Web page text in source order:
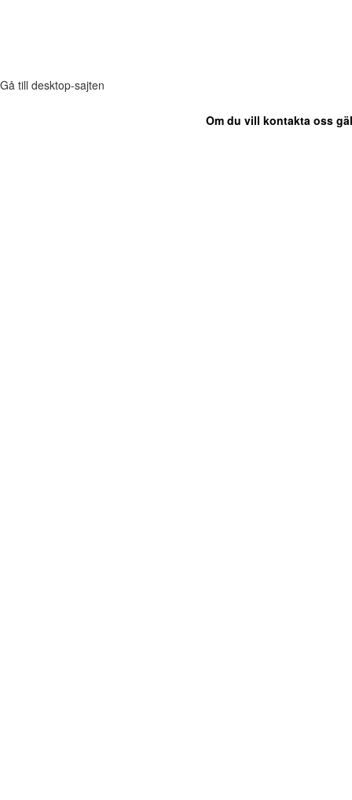
Gå till desktop-sajten
Om du vill kontakta oss